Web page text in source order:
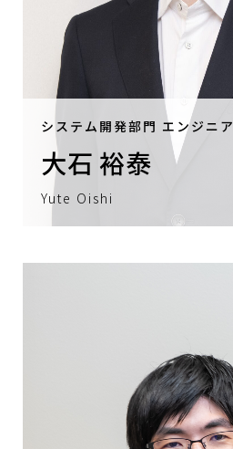
システム開発部門 エンジニア
大石 裕泰
Yute Oishi